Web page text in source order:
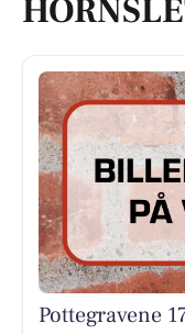
Pottegravene